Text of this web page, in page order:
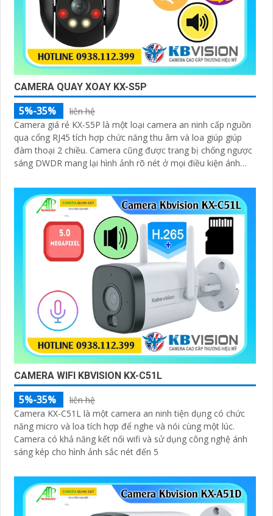
CAMERA QUAY XOAY KX-S5P
5%-35%
liên hệ
Camera giá rẻ KX-S5P là một loại camera an ninh cấp nguồn
qua cổng RJ45 tích hợp chức năng thu âm và loa giúp giúp
đàm thoại 2 chiều. Camera cũng được trang bị chống ngược
sáng DWDR mang lại hình ảnh rõ nét ở mọi điều kiện ánh
CAMERA WIFI KBVISION KX-C51L
5%-35%
liên hệ
Camera KX-C51L là một camera an ninh tiện dụng có chức
năng micro và loa tích hợp để nghe và nói cùng một lúc.
Camera có khả năng kết nối wifi và sử dụng công nghệ ánh
sáng kép cho hình ảnh sắc nét đến 5